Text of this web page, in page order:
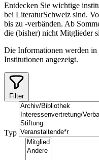
Entdecken Sie wichtige
bei LiteraturSchweiz sind.
bis zu -verbänden. Ab
die (bisher) nicht Mitglieder
Die Informationen werden in
Institutionen angezeigt.
Filter
Typ